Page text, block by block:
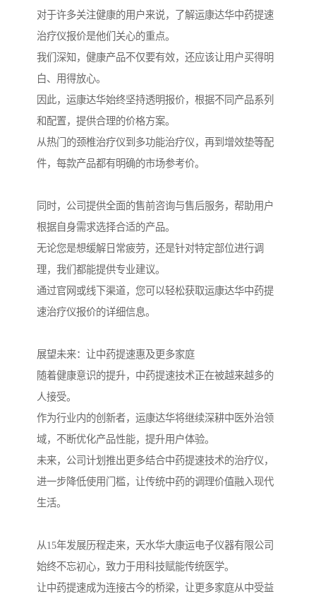
对于许多关注健康的用户来说，了解运康达华中药提速
治疗仪报价是他们关心的重点。
我们深知，健康产品不仅要有效，还应该让用户买得明
白、用得放心。
因此，运康达华始终坚持透明报价，根据不同产品系列
和配置，提供合理的价格方案。
从热门的颈椎治疗仪到多功能治疗仪，再到增效垫等配
件，每款产品都有明确的市场参考价。
同时，公司提供全面的售前咨询与售后服务，帮助用户
根据自身需求选择合适的产品。
无论您是想缓解日常疲劳，还是针对特定部位进行调
理，我们都能提供专业建议。
通过官网或线下渠道，您可以轻松获取运康达华中药提
速治疗仪报价的详细信息。
展望未来：让中药提速惠及更多家庭
随着健康意识的提升，中药提速技术正在被越来越多的
人接受。
作为行业内的创新者，运康达华将继续深耕中医外治领
域，不断优化产品性能，提升用户体验。
未来，公司计划推出更多结合中药提速技术的治疗仪，
进一步降低使用门槛，让传统中药的调理价值融入现代
生活。
从15年发展历程走来，天水华大康运电子仪器有限公司
始终不忘初心，致力于用科技赋能传统医学。
让中药提速成为连接古今的桥梁，让更多家庭从中受益